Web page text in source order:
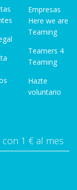
Empresas
Here we are
Teaming
Teamers 4
Teaming
Hazte
voluntario
1 € al mes